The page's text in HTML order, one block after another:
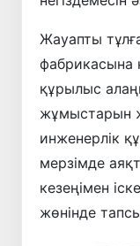
Жауапты
фабрикасына
құрылыс
жұмыстарын
инженерлік
мерзімде
кезеңімен
жөнінде